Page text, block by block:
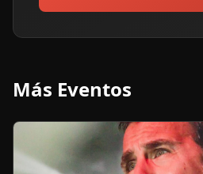
Más Eventos